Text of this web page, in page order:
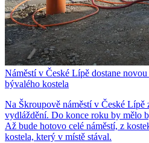
Náměstí v České Lípě dostane
bývalého kostela
Na Škroupově náměstí v České Lípě
vydláždění. Do konce roku by mělo
Až bude hotovo celé náměstí, z
kostela, který v místě stával.